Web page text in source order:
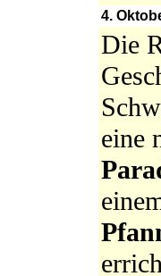
4.
Die
eine